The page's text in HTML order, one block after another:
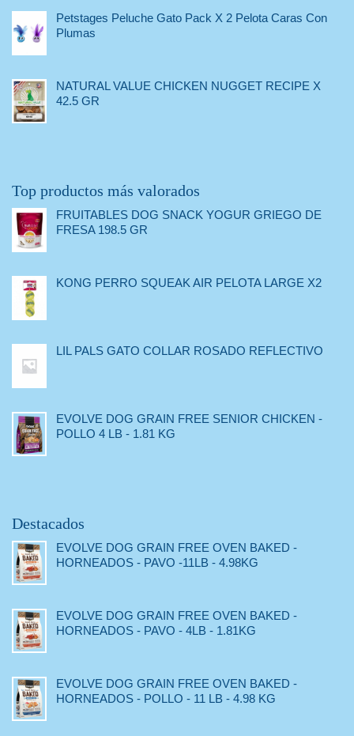
Petstages Peluche Gato Pack X 2 Pelota Caras Con
Plumas
NATURAL VALUE CHICKEN NUGGET RECIPE X
42.5 GR
Top productos más valorados
FRUITABLES DOG SNACK YOGUR GRIEGO DE
FRESA 198.5 GR
KONG PERRO SQUEAK AIR PELOTA LARGE X2
LIL PALS GATO COLLAR ROSADO REFLECTIVO
EVOLVE DOG GRAIN FREE SENIOR CHICKEN -
POLLO 4 LB - 1.81 KG
Destacados
EVOLVE DOG GRAIN FREE OVEN BAKED -
HORNEADOS - PAVO -11LB - 4.98KG
EVOLVE DOG GRAIN FREE OVEN BAKED -
HORNEADOS - PAVO - 4LB - 1.81KG
EVOLVE DOG GRAIN FREE OVEN BAKED -
HORNEADOS - POLLO - 11 LB - 4.98 KG